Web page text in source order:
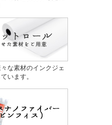
な素材のインクジェ
います。